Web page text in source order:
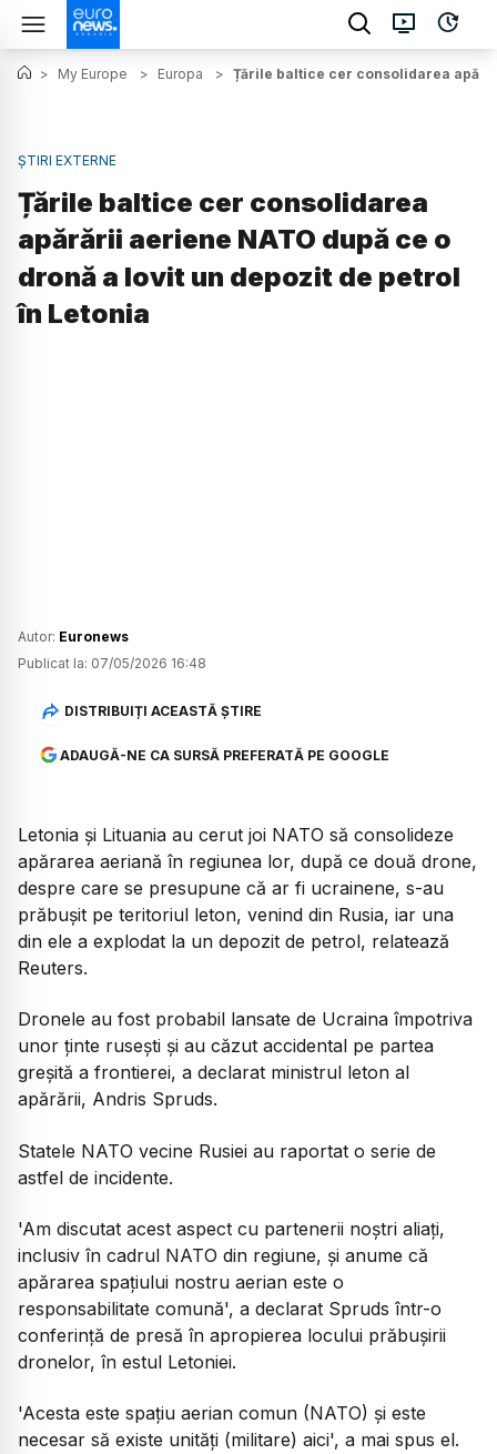
> My Europe > Europa > Țările baltice cer consolidarea
ȘTIRI EXTERNE
Țările baltice cer consolidarea
apărării aeriene NATO după ce o
dronă a lovit un depozit de petrol
în Letonia
Autor: Euronews
Publicat la: 07/05/2026 16:48
DISTRIBUIȚI ACEASTĂ ȘTIRE
ADAUGĂ-NE CA SURSĂ PREFERATĂ PE GOOGLE
Letonia și Lituania au cerut joi NATO să consolideze
apărarea aeriană în regiunea lor, după ce două drone,
despre care se presupune că ar fi ucrainene, s-au
prăbușit pe teritoriul leton, venind din Rusia, iar una
din ele a explodat la un depozit de petrol, relatează
Reuters.
Dronele au fost probabil lansate de Ucraina împotriva
unor ținte rusești și au căzut accidental pe partea
greșită a frontierei, a declarat ministrul leton al
apărării, Andris Spruds.
Statele NATO vecine Rusiei au raportat o serie de
astfel de incidente.
'Am discutat acest aspect cu partenerii noștri aliați,
inclusiv în cadrul NATO din regiune, și anume că
apărarea spațiului nostru aerian este o
responsabilitate comună', a declarat Spruds într-o
conferință de presă în apropierea locului prăbușirii
dronelor, în estul Letoniei.
'Acesta este spațiu aerian comun (NATO) și este
necesar să existe unități (militare) aici', a mai spus el.